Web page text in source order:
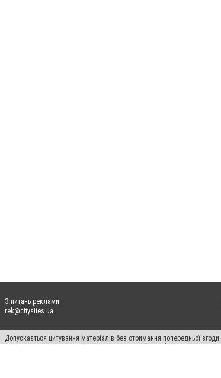
З питань реклами:
rek@citysites.ua
Допускається цитування матеріалів без отримання попередньої
пошукових систем гіперпосилання на цитовані статті не нижче